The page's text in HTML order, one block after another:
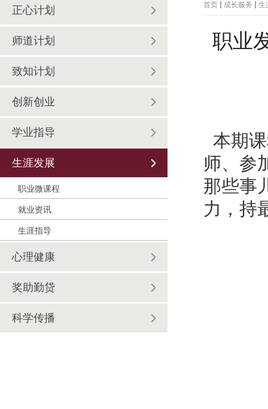
正心计划
师道计划
致知计划
创新创业
学业指导
生涯发展
职业微课程
就业资讯
生涯指导
心理健康
奖助勤贷
科学传播
首页 成长服务 生
职业
本期
师、参
那些事
力，持